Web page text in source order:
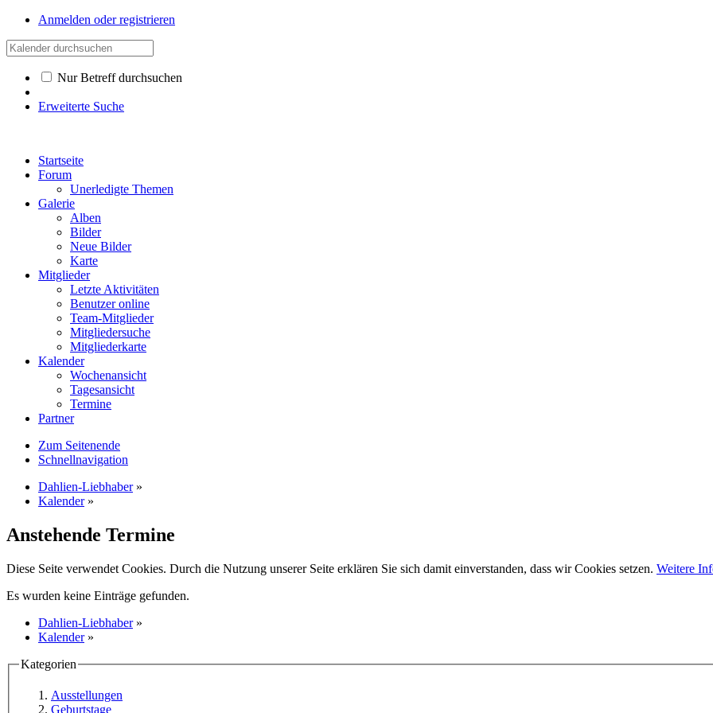
Anmelden oder registrieren
Nur Betreff durchsuchen
Erweiterte Suche
Startseite
Forum
Unerledigte Themen
Galerie
Alben
Bilder
Neue Bilder
Karte
Mitglieder
Letzte Aktivitäten
Benutzer online
Team-Mitglieder
Mitgliedersuche
Mitgliederkarte
Kalender
Wochenansicht
Tagesansicht
Termine
Partner
Zum Seitenende
Schnellnavigation
Dahlien-Liebhaber »
Kalender »
Anstehende Termine
Diese Seite verwendet Cookies. Durch die Nutzung unserer Seite erklären Sie sich damit einverstanden, dass wir Cookies setzen. Weitere
Es wurden keine Einträge gefunden.
Dahlien-Liebhaber »
Kalender »
Kategorien
Ausstellungen
Geburtstage